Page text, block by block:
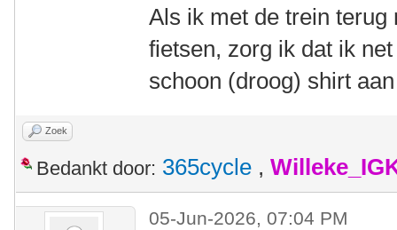
Als ik met de trein terug
fietsen, zorg ik dat ik
schoon (droog) shirt
Zoek
Bedankt door: 365cycle ,
05-Jun-2026, 07:04 PM